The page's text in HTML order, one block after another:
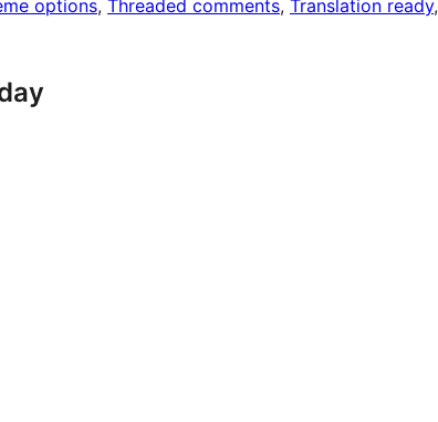
options, Threaded comments, Translation ready,